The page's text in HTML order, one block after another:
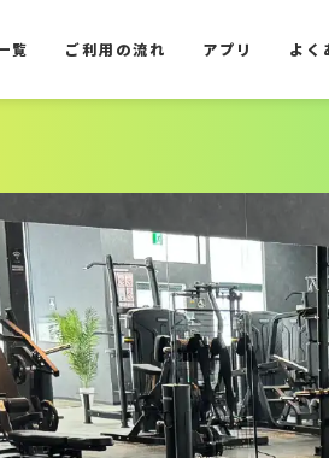
覧
ご利用の流れ
アプリ
よく